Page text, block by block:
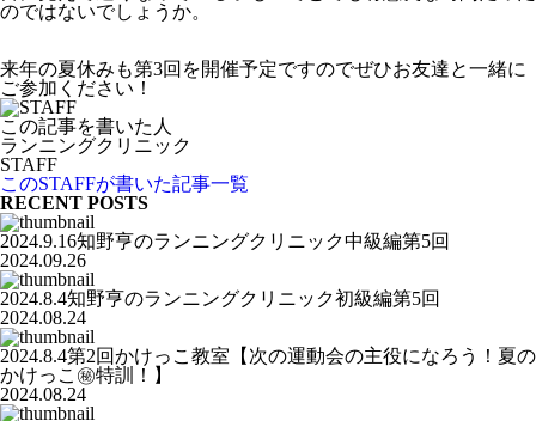
のではないでしょうか。
来年の夏休みも第3回を開催予定ですのでぜひお友達と一緒に
ご参加ください！
この記事を書いた人
ランニングクリニック
STAFF
このSTAFFが書いた記事一覧
RECENT POSTS
2024.9.16知野亨のランニングクリニック中級編第5回
2024.09.26
2024.8.4知野亨のランニングクリニック初級編第5回
2024.08.24
2024.8.4第2回かけっこ教室【次の運動会の主役になろう！夏の
かけっこ㊙️特訓！】
2024.08.24